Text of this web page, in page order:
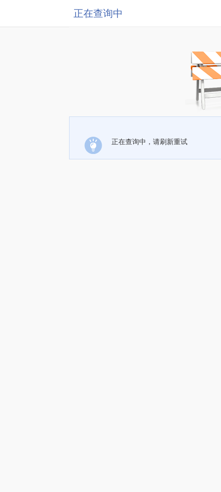
正在查询中
正在查询中，请刷新重试